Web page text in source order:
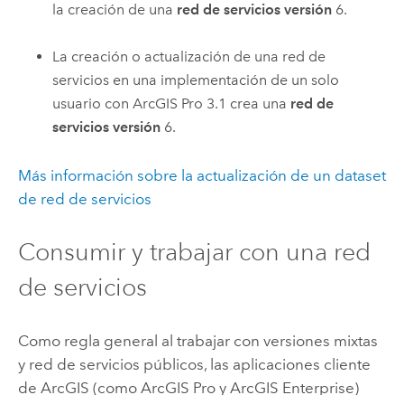
la creación de una red de servicios versión 6.
La creación o actualización de una red de
servicios en una implementación de un solo
usuario conArcGIS Pro 3.1 crea una red de
servicios versión 6.
Más información sobre la actualización de un dataset
de red de servicios
Consumir y trabajar con una red
de servicios
Como regla general al trabajar con versiones mixtas
y red de servicios públicos, las aplicaciones cliente
de ArcGIS (como ArcGIS Proy ArcGIS Enterprise)